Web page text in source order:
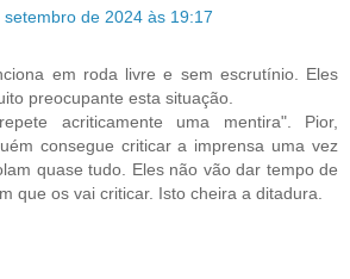
setembro de 2024 às 19:17
em roda livre e sem escrutínio. Eles
preocupante esta situação.
acriticamente uma mentira". Pior,
consegue criticar a imprensa uma vez
quase tudo. Eles não vão dar tempo de
que os vai criticar. Isto cheira a ditadura.